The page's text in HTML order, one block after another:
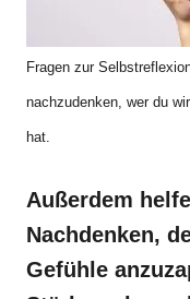
Fragen zur
nachzudenken, wer du
hat.
Außerdem
Nachdenken,
Gefühle